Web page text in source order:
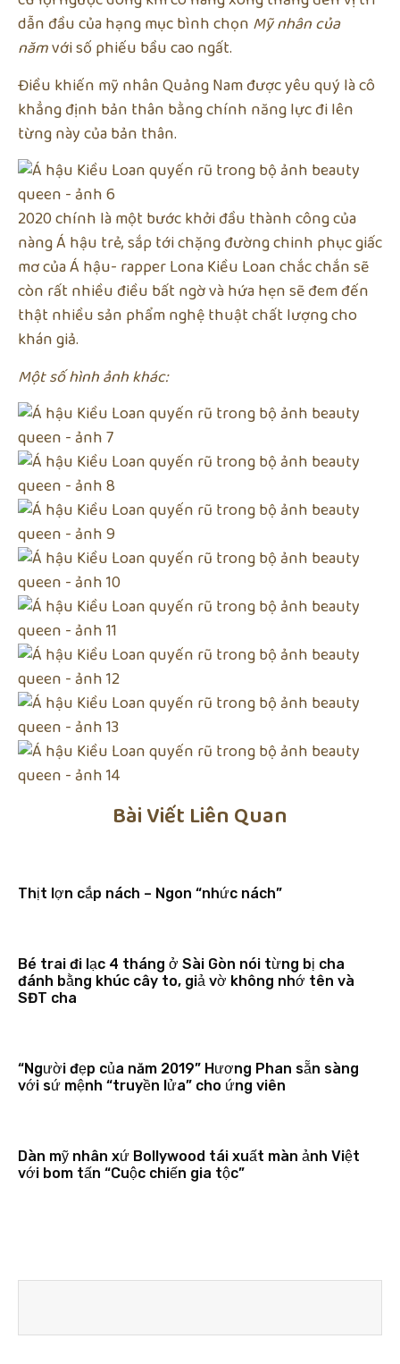
dẫn đầu của hạng mục bình chọn Mỹ nhân của
nămvới số phiếu bầu cao ngất.
Điều khiến mỹ nhân Quảng Nam được yêu quý là cô
khẳng định bản thân bằng chính năng lực đi lên
từng này của bản thân.
2020 chính là một bước khởi đầu thành công của
nàng Á hậu trẻ, sắp tới chặng đường chinh phục giấc
mơ của Á hậu- rapper Lona Kiều Loan chắc chắn sẽ
còn rất nhiều điều bất ngờ và hứa hẹn sẽ đem đến
thật nhiều sản phẩm nghệ thuật chất lượng cho
khán giả.
Mộtsốhìnhảnhkhác:
Bài Viết Liên Quan
Thịt lợn cắp nách – Ngon “nhức nách”
Bé trai đi lạc 4 tháng ở Sài Gòn nói từng bị cha
đánh bằng khúc cây to, giả vờ không nhớ tên và
SĐT cha
“Người đẹp của năm 2019” Hương Phan sẵn sàng
với sứ mệnh “truyền lửa” cho ứng viên
Dàn mỹ nhân xứ Bollywood tái xuất màn ảnh Việt
với bom tấn “Cuộc chiến gia tộc”